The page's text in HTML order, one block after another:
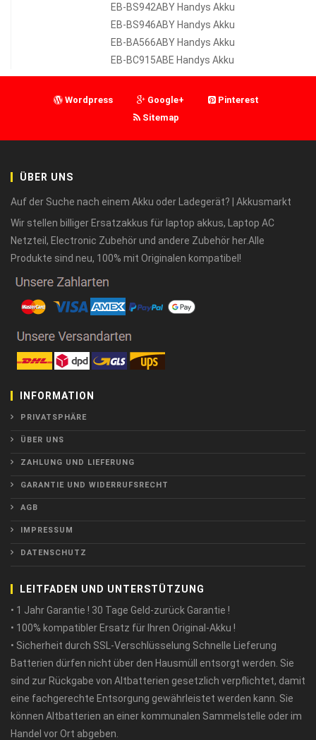
EB-BS942ABY Handys Akku
EB-BS946ABY Handys Akku
EB-BA566ABY Handys Akku
EB-BC915ABE Handys Akku
Wordpress Google+
Pinterest
Sitemap
ÜBER UNS
Auf der Suche nach einem Akku oder Ladegerät? | Akkusmarkt
Wir stellen billiger Ersatzakkus für laptop akkus, Laptop AC
Netzteil, Electronic Zubehör und andere Zubehör her.Alle
Produkte sind neu, 100% mit Originalen kompatibel!
INFORMATION
PRIVATSPHÄRE
ÜBER UNS
ZAHLUNG UND LIEFERUNG
GARANTIE UND WIDERRUFSRECHT
AGB
IMPRESSUM
DATENSCHUTZ
LEITFADEN UND UNTERSTÜTZUNG
• 1 Jahr Garantie ! 30 Tage Geld-zurück Garantie !
• 100% kompatibler Ersatz für Ihren Original-Akku !
• Sicherheit durch SSL-Verschlüsselung Schnelle Lieferung
Batterien dürfen nicht über den Hausmüll entsorgt werden. Sie
sind zur Rückgabe von Altbatterien gesetzlich verpflichtet, damit
eine fachgerechte Entsorgung gewährleistet werden kann. Sie
können Altbatterien an einer kommunalen Sammelstelle oder im
Handel vor Ort abgeben.